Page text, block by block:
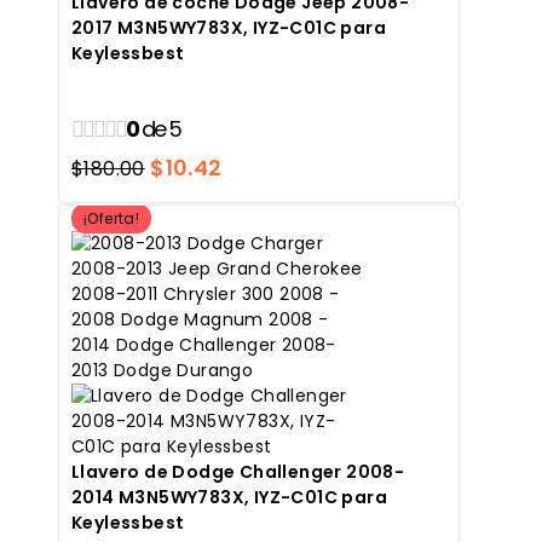
2017 M3N5WY783X, IYZ-C01C para
Keylessbest
0de 5
$180.00 El
precio
original
era:
$180.00.
$10.42
precio
actual
es:
$10.42.
¡Oferta!
Llavero de Dodge Challenger 2008-
2014 M3N5WY783X, IYZ-C01C para
Keylessbest